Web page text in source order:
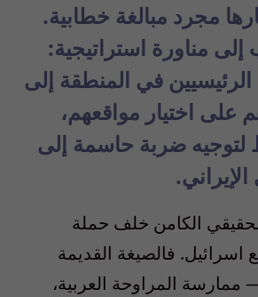
مجرد مبالغة خطابية.
مناورة استراتيجية:
الرئيسيين في المنطقة إلى
على اختيار مواقعهم،
لتوجيه ضربة حاسمة إلى
الكامن خلف حملة
اسرائيل. فالصيغة القديمة
المراوحة العربية،